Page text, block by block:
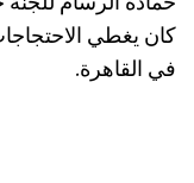
كان يغطي
في القاهرة.